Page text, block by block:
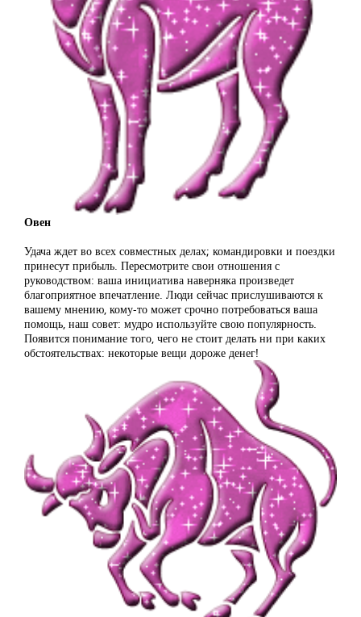
Овен
Удача ждет во всех совместных делах; командировки и поездки
принесут прибыль. Пересмотрите свои отношения с
руководством: ваша инициатива наверняка произведет
благоприятное впечатление. Люди сейчас прислушиваются к
вашему мнению, кому-то может срочно потребоваться ваша
помощь, наш совет: мудро используйте свою популярность.
Появится понимание того, чего не стоит делать ни при каких
обстоятельствах: некоторые вещи дороже денег!